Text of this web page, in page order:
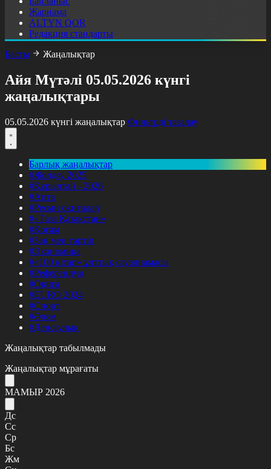
Жарнама
ALTYN QOR
Редакция стандарты
Басты
Жаңалықтар
Айя Мүтәлі 05.05.2026 күнгі
жаңалықтары
05.05.2026 күнгі жаңалықтар Фильтрді тазалау
Барлық жаңалықтар
#Жолдау 2025
#Құрылтай - 2026
#Апта
#Ресми оқиғалар
#«Таза Қазақстан»
#Қоғам
#Заң мен тәртіп
#Экономика
#«100 кітап» ұлттық сауалнамасы
#Референдум
#Оқиға
#EURO 2024
#Спорт
#Әлем
#Денсаулық
Жаңалықтар табылмады
Жаңалықтар мұрағаты
МАМЫР 2026
Дс
Сс
Ср
Бс
Жм